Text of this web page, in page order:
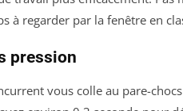
à regarder par la fenêtre en
pression
vous colle au pare-